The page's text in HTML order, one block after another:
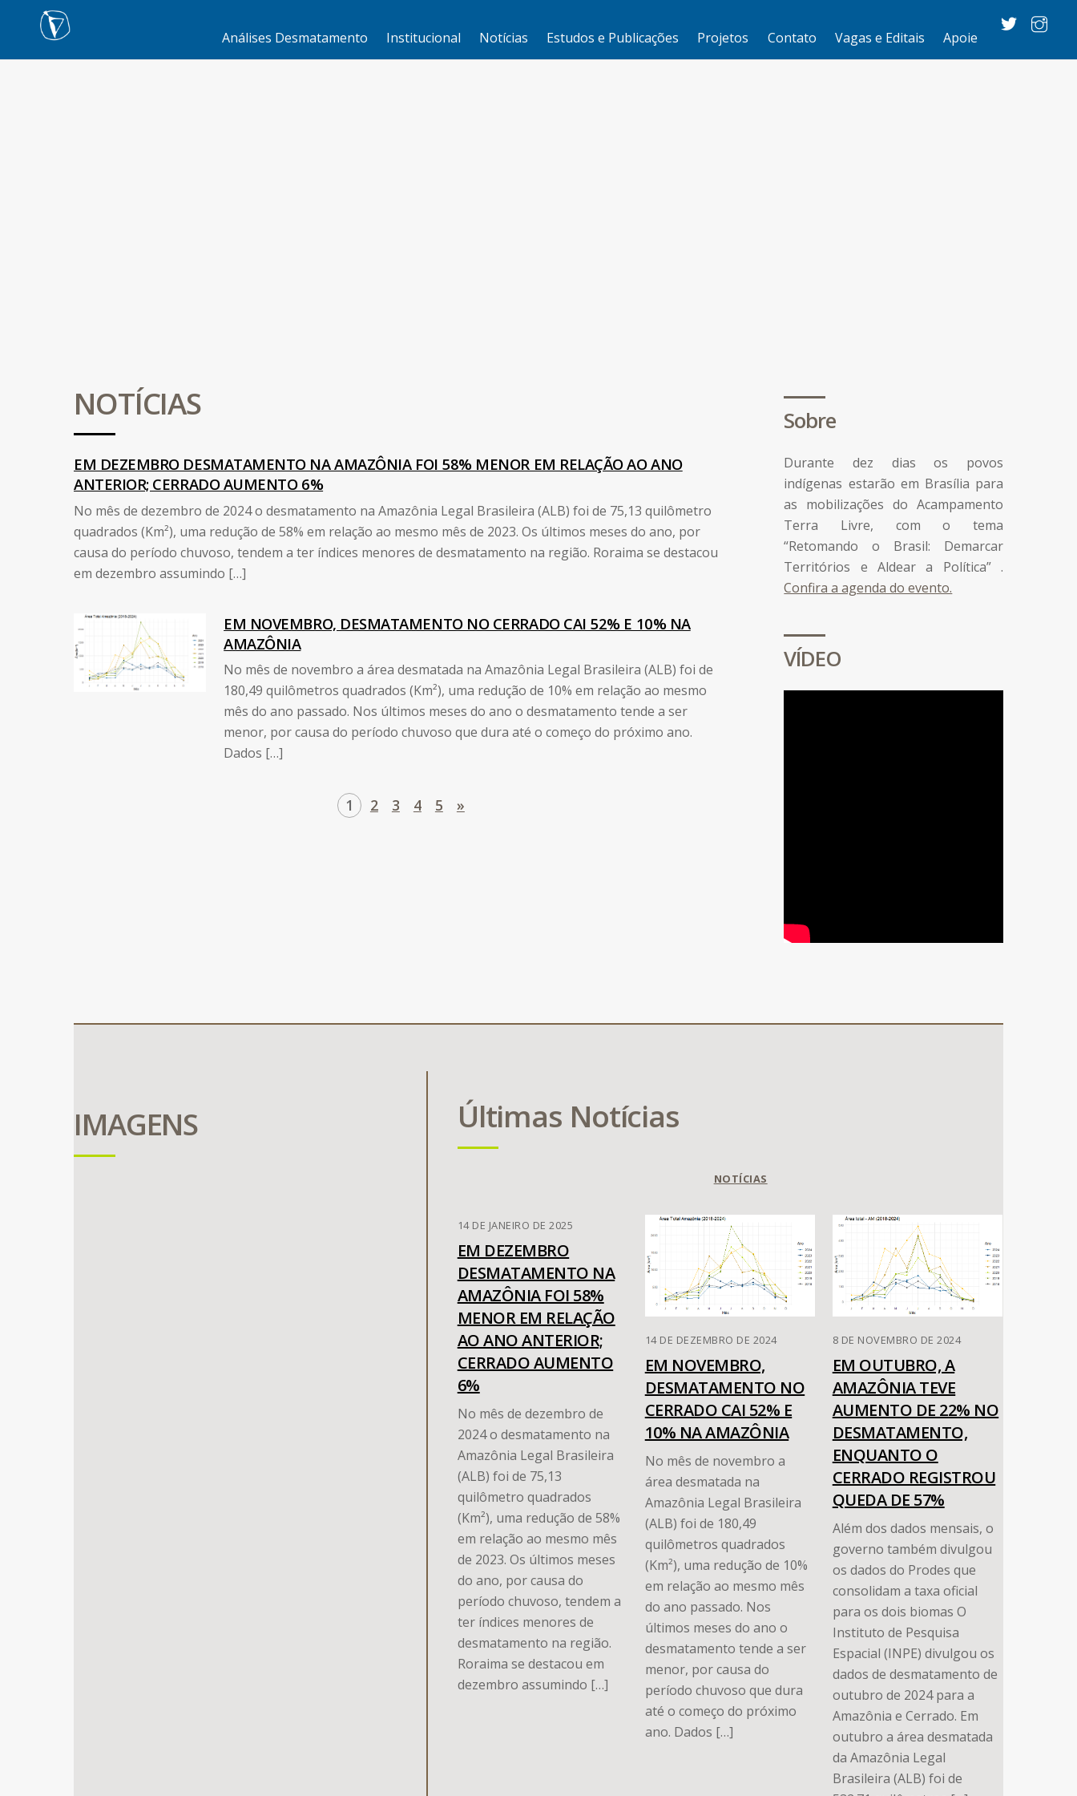
Análises Desmatamento Institucional Notícias Estudos e Publicações Projetos Contato Vagas e Editais Apoie
NOTÍCIAS
EM DEZEMBRO DESMATAMENTO NA AMAZÔNIA FOI 58% MENOR EM RELAÇÃO AO ANO
ANTERIOR; CERRADO AUMENTO 6%
No mês de dezembro de 2024 o desmatamento na Amazônia Legal Brasileira (ALB) foi de 75,13 quilômetro
quadrados (Km²), uma redução de 58% em relação ao mesmo mês de 2023. Os últimos meses do ano, por
causa do período chuvoso, tendem a ter índices menores de desmatamento na região. Roraima se destacou
em dezembro assumindo […]
EM NOVEMBRO, DESMATAMENTO NO CERRADO CAI 52% E 10% NA
AMAZÔNIA
No mês de novembro a área desmatada na Amazônia Legal Brasileira (ALB) foi de
180,49 quilômetros quadrados (Km²), uma redução de 10% em relação ao mesmo
mês do ano passado. Nos últimos meses do ano o desmatamento tende a ser
menor, por causa do período chuvoso que dura até o começo do próximo ano.
Dados […]
1 2 3 4 5 »
Sobre
Durante dez dias os povos
indígenas estarão em Brasília para
as mobilizações do Acampamento
Terra Livre, com o tema
“Retomando o Brasil: Demarcar
Territórios e Aldear a Política” .
Confira a agenda do evento.
VÍDEO
IMAGENS Últimas Notícias
NOTÍCIAS
14 DE JANEIRO DE 2025
EM DEZEMBRO
DESMATAMENTO NA
AMAZÔNIA FOI 58%
MENOR EM RELAÇÃO
AO ANO ANTERIOR;
CERRADO AUMENTO
6%
No mês de dezembro de
2024 o desmatamento na
Amazônia Legal Brasileira
(ALB) foi de 75,13
quilômetro quadrados
(Km²), uma redução de 58%
em relação ao mesmo mês
de 2023. Os últimos meses
do ano, por causa do
período chuvoso, tendem a
ter índices menores de
desmatamento na região.
Roraima se destacou em
dezembro assumindo […]
14 DE DEZEMBRO DE 2024
EM NOVEMBRO,
DESMATAMENTO NO
CERRADO CAI 52% E
10% NA AMAZÔNIA
No mês de novembro a
área desmatada na
Amazônia Legal Brasileira
(ALB) foi de 180,49
quilômetros quadrados
(Km²), uma redução de 10%
em relação ao mesmo mês
do ano passado. Nos
últimos meses do ano o
desmatamento tende a ser
menor, por causa do
período chuvoso que dura
até o começo do próximo
ano. Dados […]
8 DE NOVEMBRO DE 2024
EM OUTUBRO, A
AMAZÔNIA TEVE
AUMENTO DE 22% NO
DESMATAMENTO,
ENQUANTO O
CERRADO REGISTROU
QUEDA DE 57%
Além dos dados mensais, o
governo também divulgou
os dados do Prodes que
consolidam a taxa oficial
para os dois biomas O
Instituto de Pesquisa
Espacial (INPE) divulgou os
dados de desmatamento de
outubro de 2024 para a
Amazônia e Cerrado. Em
outubro a área desmatada
da Amazônia Legal
Brasileira (ALB) foi de